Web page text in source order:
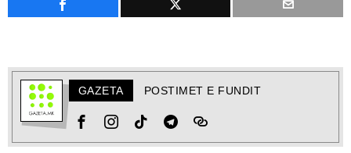
GAZETA POSTIMET E FUNDIT